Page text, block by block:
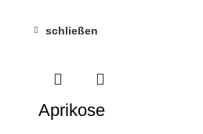
schließen
Aprikose